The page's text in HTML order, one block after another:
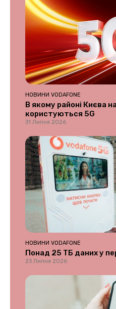
НОВИНИ VODAFONE
В якому районі Києва
користуються 5G
31 Липня 2026
НОВИНИ VODAFONE
Понад 25 ТБ даних у
23 Липня 2026